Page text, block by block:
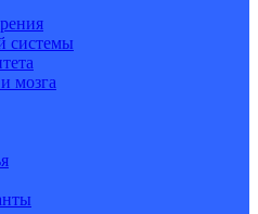
системы
мозга